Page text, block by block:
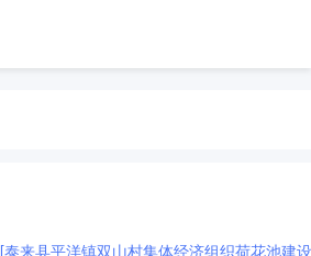
[泰来县平洋镇双山村集体经济组织荷花池建